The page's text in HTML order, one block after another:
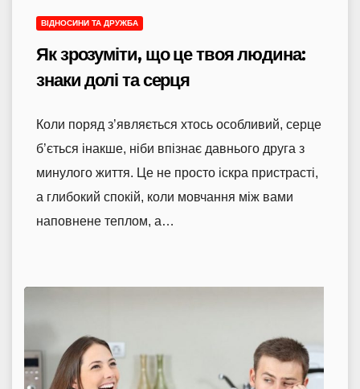
ВІДНОСИНИ ТА ДРУЖБА
Як зрозуміти, що це твоя людина:
знаки долі та серця
Коли поряд з’являється хтось особливий, серце
б’ється інакше, ніби впізнає давнього друга з
минулого життя. Це не просто іскра пристрасті,
а глибокий спокій, коли мовчання між вами
наповнене теплом, а…